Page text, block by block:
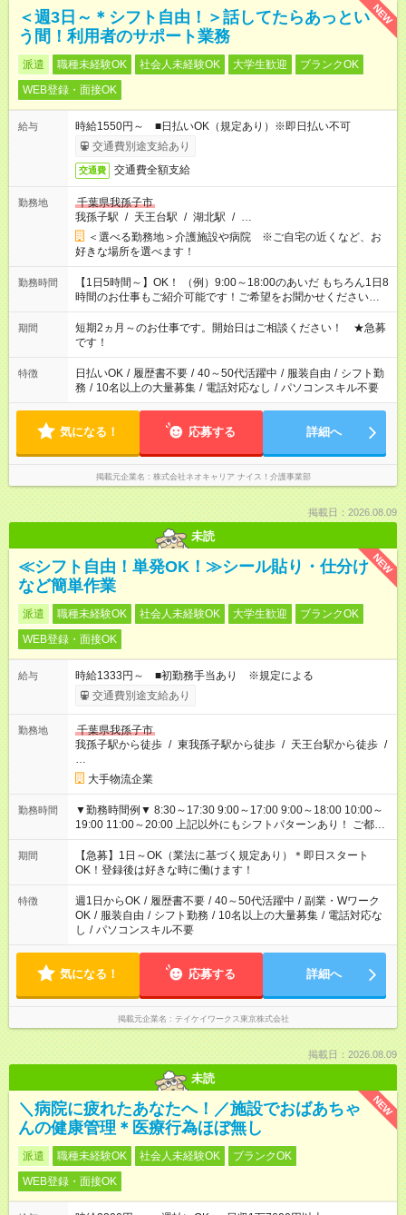
NEW
＜週3日～＊シフト自由！＞話してたらあっとい
う間！利用者のサポート業務
派遣 職種未経験OK 社会人未経験OK 大学生歓迎
ブランクOK
WEB登録・面接OK
給与
時給1550円～ ■日払いOK（規定あり）※即日払い不可
交通費別途支給あり
交通費 交通費全額支給
勤務地
千葉県我孫子市
我孫子駅 / 天王台駅 / 湖北駅 / …
＜選べる勤務地＞介護施設や病院 ※ご自宅の近くなど、お
好きな場所を選べます！
勤務時間
【1日5時間～】OK！ （例）9:00～18:00のあいだ もちろん1日8
時間のお仕事もご紹介可能です！ご希望をお聞かせください！
その他の時間帯もあなたのライフスタイルに合わせて お選びい
ただけます！ 【シフト固定もOK】★家庭の都合でお休みが必要
な場合も遠慮なくご相談ください。 ※週最低15時間以上の勤務
が必要です
期間
短期2ヵ月～のお仕事です。開始日はご相談ください！ ★急募
です！
特徴 日払いOK / 履歴書不要 / 40～50代活躍中 / 服装自由 / シフト勤
務 / 10名以上の大量募集 / 電話対応なし / パソコンスキル不要
気になる！ 応募する 詳細へ
掲載元企業名 株式会社ネオキャリア ナイス！介護事業部
掲載日：2026.08.09
未読
NEW
≪シフト自由！単発OK！≫シール貼り・仕分け
など簡単作業
派遣 職種未経験OK 社会人未経験OK 大学生歓迎
ブランクOK
WEB登録・面接OK
給与
時給1333円～ ■初勤務手当あり ※規定による
交通費別途支給あり
勤務地
千葉県我孫子市
我孫子駅から徒歩 / 東我孫子駅から徒歩 / 天王台駅から徒歩 /
…
大手物流企業
勤務時間
▼勤務時間例▼ 8:30～17:30 9:00～17:00 9:00～18:00 10:00～
19:00 11:00～20:00 上記以外にもシフトパターンあり！ ご都合
に合わせてお仕事をご案内します＾＾
期間
【急募】1日～OK（業法に基づく規定あり）＊即日スタート
OK！登録後は好きな時に働けます！
特徴 週1日からOK / 履歴書不要 / 40～50代活躍中 / 副業・Wワーク
OK / 服装自由 / シフト勤務 / 10名以上の大量募集 / 電話対応な
し / パソコンスキル不要
気になる！ 応募する 詳細へ
掲載元企業名 テイケイワークス東京株式会社
掲載日：2026.08.09
未読
NEW
＼病院に疲れたあなたへ！／施設でおばあちゃ
んの健康管理＊医療行為ほぼ無し
派遣 職種未経験OK 社会人未経験OK
ブランクOK
WEB登録・面接OK